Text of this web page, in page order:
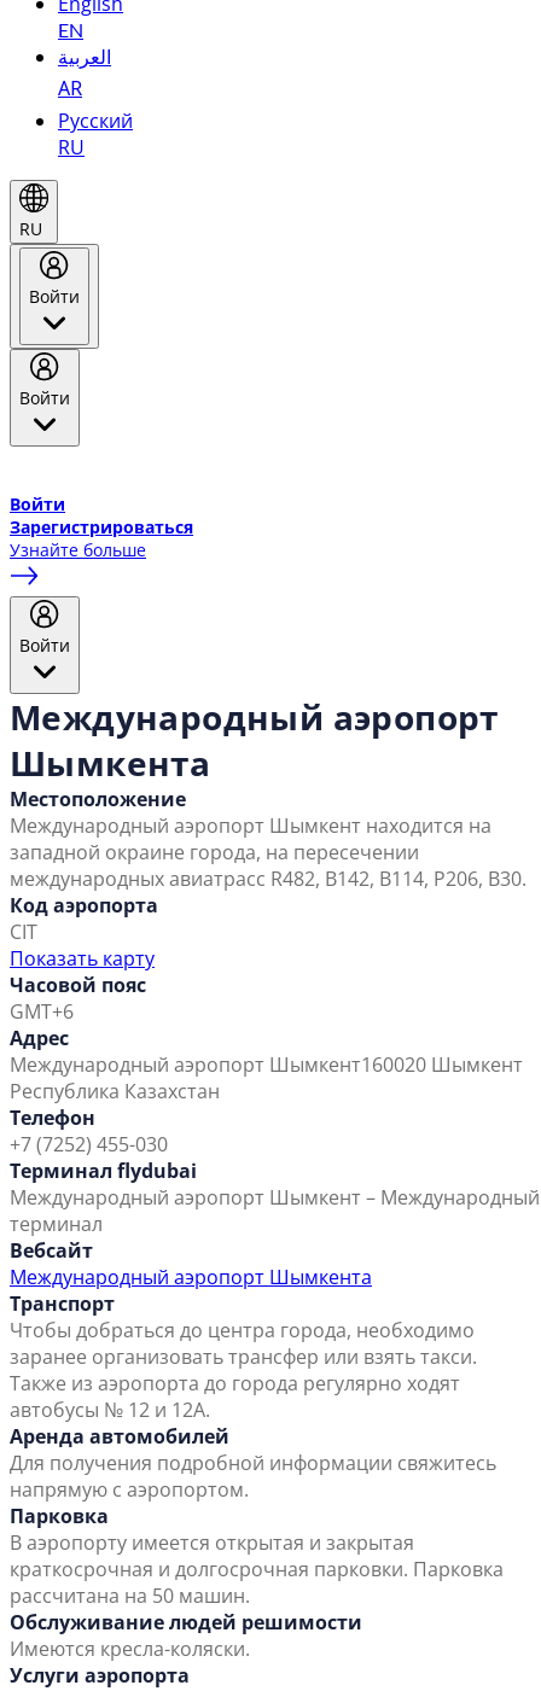
EN
العربية
AR
Русский
RU
RU
Войти
Войти
Войти
Зарегистрироваться
Узнайте больше
Войти
Международный аэропорт
Шымкента
Местоположение
Международный аэропорт Шымкент находится на
западной окраине города, на пересечении
международных авиатрасс R482, B142, B114, P206, B30.
Код аэропорта
CIT
Показать карту
Часовой пояс
GMT+6
Адрес
Международный аэропорт Шымкент160020 Шымкент
Республика Казахстан
Телефон
+7 (7252) 455-030
Терминал flydubai
Международный аэропорт Шымкент – Международный
терминал
Вебсайт
Международный аэропорт Шымкента
Транспорт
Чтобы добраться до центра города, необходимо
заранее организовать трансфер или взять такси.
Также из аэропорта до города регулярно ходят
автобусы № 12 и 12А.
Аренда автомобилей
Для получения подробной информации свяжитесь
напрямую с аэропортом.
Парковка
В аэропорту имеется открытая и закрытая
краткосрочная и долгосрочная парковки. Парковка
рассчитана на 50 машин.
Обслуживание людей решимости
Имеются кресла-коляски.
Услуги аэропорта